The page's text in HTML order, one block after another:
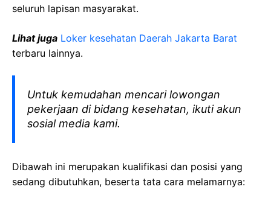
seluruh lapisan masyarakat.
Lihat juga Loker kesehatan Daerah Jakarta Barat
terbaru lainnya.
Untuk kemudahan mencari lowongan
pekerjaan di bidang kesehatan, ikuti akun
sosial media kami.
Dibawah ini merupakan kualifikasi dan posisi yang
sedang dibutuhkan, beserta tata cara melamarnya: